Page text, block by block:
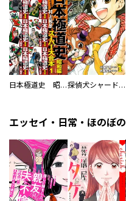
日本極道史 昭和編 スーパー大合本 探偵犬シャードック（新装版）
エッセイ・日常・ほのぼの